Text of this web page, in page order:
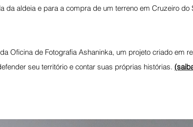
aldeia e para a compra de um terreno em Cruzeiro do
Oficina de Fotografia Ashaninka, um projeto criado em
seu território e contar suas próprias histórias.